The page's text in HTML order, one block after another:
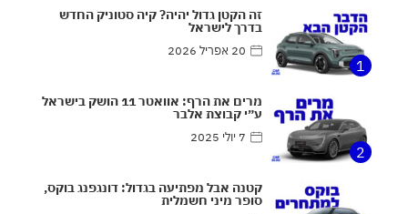
1
זה הקטן גדול יהיה? קיה סטוניק החדש
בדרך לישראל
20 אפריל 2026
2
מרים את הרף: אוואטר 11 הושק בישראל
ע״י קבוצת אלבר
7 יולי 2025
קטנה אבל מפתיעה בגדול: דונגפנג בוקס,
סופר מיני חשמלית